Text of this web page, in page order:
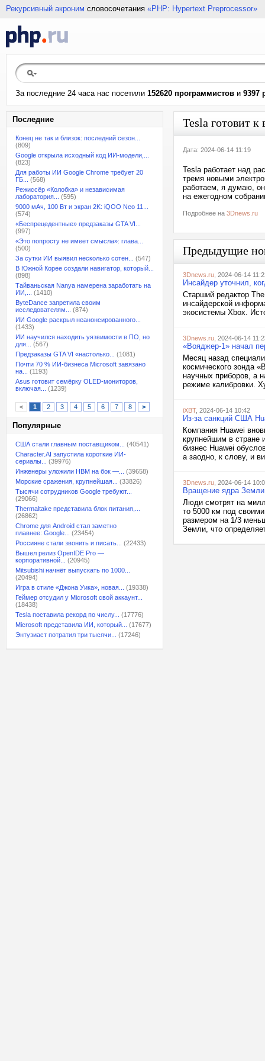
Рекурсивный акроним словосочетания «PHP: Hypertext Preprocessor»
За последние 24 часа нас посетили 152620 программистов и 9397
Последние
Конец не так и близок: последний сезон...
(809)
Google открыла исходный код ИИ-модели,...
(823)
Для работы ИИ Google Chrome требует 20
ГБ...
(568)
Режиссёр «Колобка» и независимая
лаборатория...
(595)
9000 мАч, 100 Вт и экран 2K: iQOO Neo 11...
(574)
«Беспрецедентные» предзаказы GTA VI...
(997)
«Это попросту не имеет смысла»: глава...
(500)
За сутки ИИ выявил несколько сотен...
(547)
В Южной Корее создали навигатор, который...
(898)
Тайваньская Nanya намерена заработать на
ИИ,...
(1410)
ByteDance запретила своим
исследователям...
(874)
ИИ Google раскрыл неанонсированного...
(1433)
ИИ научился находить уязвимости в ПО, но
для...
(567)
Предзаказы GTA VI «настолько...
(1081)
Почти 70 % ИИ-бизнеса Microsoft завязано
на...
(1193)
Asus готовит семёрку OLED-мониторов,
включая...
(1239)
< 1 2 3 4 5 6 7 8 >
Популярные
США стали главным поставщиком...
(40541)
Character.AI запустила короткие ИИ-
сериалы...
(39976)
Инженеры уложили HBM на бок —...
(39658)
Морские сражения, крупнейшая...
(33826)
Тысячи сотрудников Google требуют...
(29066)
Thermaltake представила блок питания,...
(26862)
Chrome для Android стал заметно
плавнее: Google...
(23454)
Россияне стали звонить и писать...
(22433)
Вышел релиз OpenIDE Pro —
корпоративной...
(20945)
Mitsubishi начнёт выпускать по 1000...
(20494)
Игра в стиле «Джона Уика», новая...
(19338)
Геймер отсудил у Microsoft свой аккаунт...
(18438)
Tesla поставила рекорд по числу...
(17776)
Microsoft представила ИИ, который...
(17677)
Энтузиаст потратил три тысячи...
(17246)
Tesla готовит
Дата: 2024-06-14 11:19
Tesla работает над
тремя новыми
работаем, я думаю,
на ежегодном
Подробнее на 3Dnews.ru
Предыдущие
3Dnews.ru , 2024-06-14
Инсайдер уточнил,
Старший редактор
инсайдерской
экосистемы Xbox.
3Dnews.ru , 2024-06-14
«Вояджер-1» начал
Месяц назад
космического зонда
научных приборов, а
режиме калибровки.
iXBT, 2024-06-14 10:42
Из-за санкций США
Компания Huawei
крупнейшим в стране
бизнес Huawei
а заодно, к слову, и
3Dnews.ru , 2024-06-14
Вращение ядра
Люди смотрят на
то 5000 км под
размером на 1/3
Земли, что